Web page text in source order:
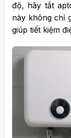
độ, hãy tắt
này không chỉ
giúp tiết kiệm